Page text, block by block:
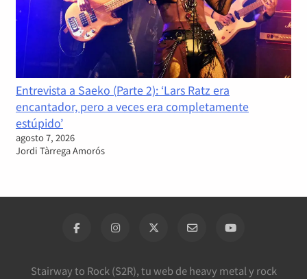
Entrevista a Saeko (Parte 2): ‘Lars Ratz era
encantador, pero a veces era completamente
estúpido’
agosto 7, 2026
Jordi Tàrrega Amorós
Stairway to Rock (S2R), tu web de heavy metal y rock